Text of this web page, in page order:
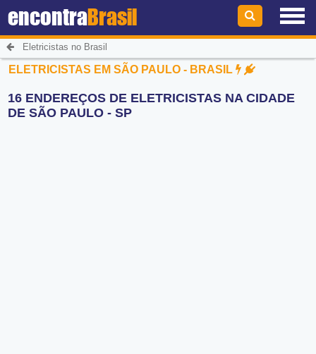
encontraBrasil
Eletricistas no Brasil
ELETRICISTAS EM SÃO PAULO - BRASIL
16 ENDEREÇOS DE ELETRICISTAS NA CIDADE
DE SÃO PAULO - SP